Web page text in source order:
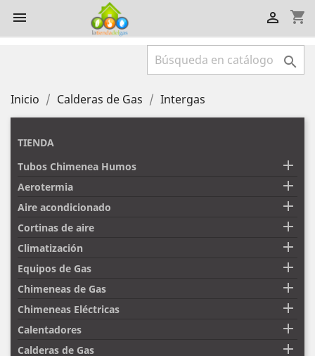
 shopping_cart


Inicio Calderas de Gas Intergas
TIENDA
Tubos Chimenea Humos

Aerotermia 
Aire acondicionado 
Cortinas de aire 
Climatización 
Equipos de Gas 
Chimeneas de Gas 
Chimeneas Eléctricas 
Calentadores 
Calderas de Gas 